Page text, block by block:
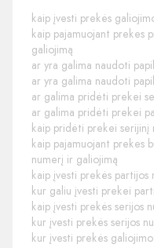
kaip įvesti prekės
kaip pajamuojant prekes
galiojimą
ar yra galima naudoti
ar yra galima naudoti
ar galima pridėti prekei
ar galima pridėti prekei
kaip pridėti prekei serijinį
kaip pajamuojant prekes
numerį ir galiojimą
kaip įvesti prekės partijos
kur galiu įvesti prekei
kaip įvesti prekės serijos
kur įvesti prekės serijos
kur įvesti prekės